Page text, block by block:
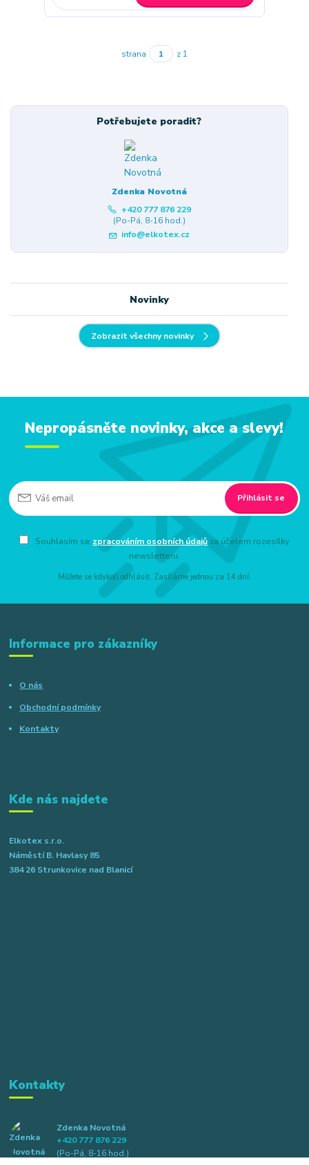
strana z 1
Potřebujete poradit?
Zdenka Novotná
+420 777 876 229
(Po-Pá, 8-16 hod.)
info@elkotex.cz
Novinky
Zobrazit všechny novinky
Nepropásněte novinky, akce a slevy!
Přihlásit se
Souhlasím se zpracováním osobních údajů za účelem rozesílky
newsletteru.
Můžete se kdykoli odhlásit. Zasíláme jednou za 14 dní.
Informace pro zákazníky
O nás
Obchodní podmínky
Kontakty
Kde nás najdete
Elkotex s.r.o.
Náměstí B. Havlasy 85
384 26 Strunkovice nad Blanicí
Kontakty
Zdenka Novotná
+420 777 876 229
(Po-Pá, 8-16 hod.)